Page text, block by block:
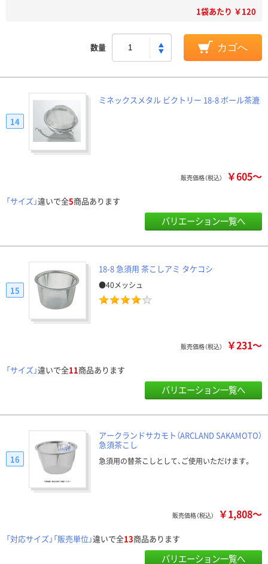
1袋あたり ￥120
数量 カゴへ
ミネックスメタル ビクトリー 18-8 ボール茶漉
14
販売価格（税込） ￥605～
「サイズ」違いで全5商品あります
バリエーション一覧へ
18-8 急須用 茶こしアミ タケコシ
●40メッシュ
15
販売価格（税込） ￥231～
「サイズ」違いで全11商品あります
バリエーション一覧へ
アークランドサカモト（ARCLAND SAKAMOTO）
急須茶こし
急須用の替茶こしとして、ご使用いただけます。
16
販売価格（税込） ￥1,808～
「対応サイズ」「販売単位」違いで全13商品あります
バリエーション一覧へ